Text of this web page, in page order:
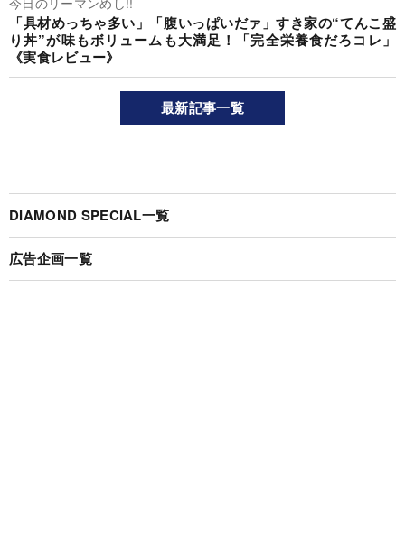
「具材めっちゃ多い」「腹いっぱいだァ」すき家の“てんこ盛
り丼”が味もボリュームも大満足！「完全栄養食だろコレ」
《実食レビュー》
最新記事一覧
DIAMOND SPECIAL一覧
広告企画一覧